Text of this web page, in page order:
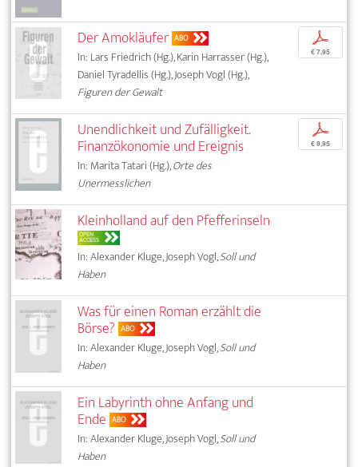
Der Amokläufer ABO
In: Lars Friedrich (Hg.), Karin Harrasser (Hg.),
Daniel Tyradellis (Hg.), Joseph Vogl (Hg.),
Figuren der Gewalt
p
€ 7,95
Unendlichkeit und Zufälligkeit.
Finanzökonomie und Ereignis
In: Marita Tatari (Hg.),Orte des
Unermesslichen
p
€ 9,95
Kleinholland auf den Pfefferinseln
OPEN
ACCESS
In: Alexander Kluge, Joseph Vogl,Soll und
Haben
Was für einen Roman erzählt die
Börse? ABO
In: Alexander Kluge, Joseph Vogl,Soll und
Haben
Ein Labyrinth ohne Anfang und
Ende ABO
In: Alexander Kluge, Joseph Vogl,Soll und
Haben